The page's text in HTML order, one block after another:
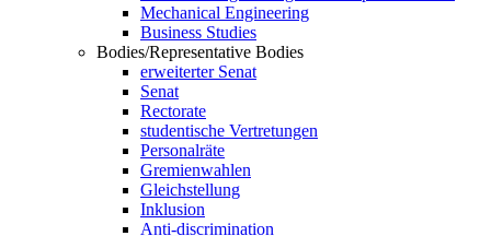
Mechanical Engineering
Business Studies
Bodies/Representative Bodies
erweiterter Senat
Senat
Rectorate
studentische Vertretungen
Personalräte
Gremienwahlen
Gleichstellung
Inklusion
Anti-discrimination